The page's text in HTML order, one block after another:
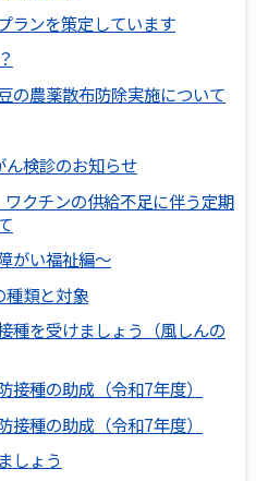
ランを策定しています
の農薬散布防除実施について
検診のお知らせ
クチンの供給不足に伴う定期
がい福祉編～
種類と対象
種を受けましょう（風しんの
接種の助成（令和7年度）
種の助成（令和7年度）
しょう